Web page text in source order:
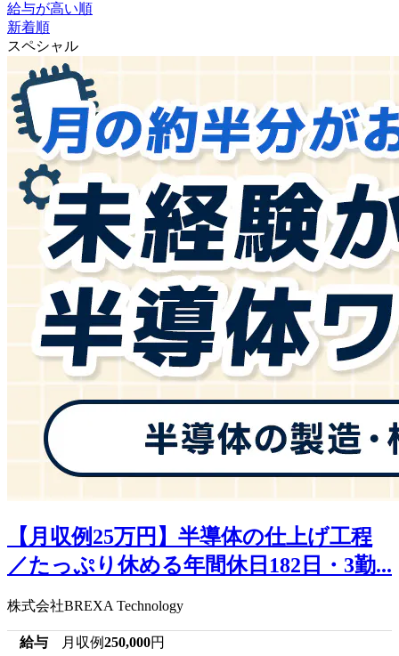
給与が高い順
新着順
スペシャル
【月収例25万円】半導体の仕上げ工程
／たっぷり休める年間休日182日・3勤...
株式会社BREXA Technology
給与 月収例250,000円